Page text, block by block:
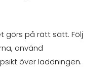
görs på rätt sätt. Följ
använd
över laddningen.